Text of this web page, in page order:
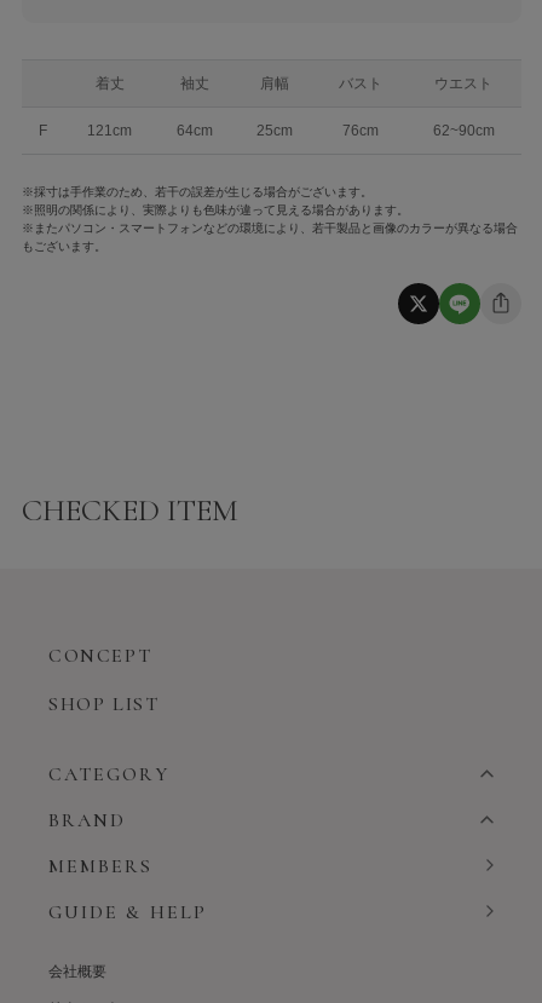
着丈 袖丈 肩幅 バスト ウエスト
F 121cm 64cm 25cm 76cm 62~90cm
※採寸は手作業のため、若干の誤差が生じる場合がございます。
※照明の関係により、実際よりも色味が違って見える場合があります。
※またパソコン・スマートフォンなどの環境により、若干製品と画像のカラーが異なる場合
もございます。
CHECKED ITEM
CONCEPT
SHOP LIST
CATEGORY
BRAND
MEMBERS
GUIDE & HELP
会社概要